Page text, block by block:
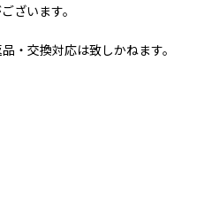
ざいます。
・交換対応は致しかねます。